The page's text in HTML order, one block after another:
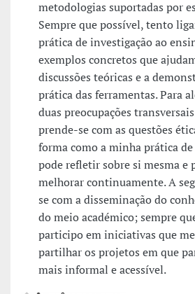
metodologias suportadas por
Sempre que possível, tento
prática de investigação ao
exemplos concretos que
discussões teóricas e a
prática das ferramentas. Para
duas preocupações
prende-se com as questões
forma como a minha prática
pode refletir sobre si mesma e
melhorar continuamente. A
se com a disseminação do
do meio académico; sempre
participo em iniciativas que
partilhar os projetos em que
mais informal e acessível.